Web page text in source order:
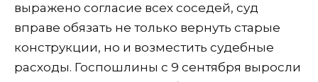
выражено согласие всех соседей, суд
вправе обязать не только вернуть старые
конструкции, но и возместить судебные
расходы. Госпошлины с 9 сентября выросли